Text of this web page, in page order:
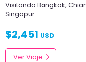
Visitando Bangkok,
Singapur
$2,451 USD
Ver Viaje